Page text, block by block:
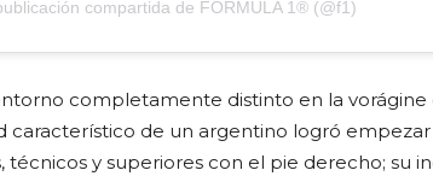
compartida de FORMULA 1® (@f1)
completamente distinto en la vorágine
característico de un argentino logró
técnicos y superiores con el pie derecho; su